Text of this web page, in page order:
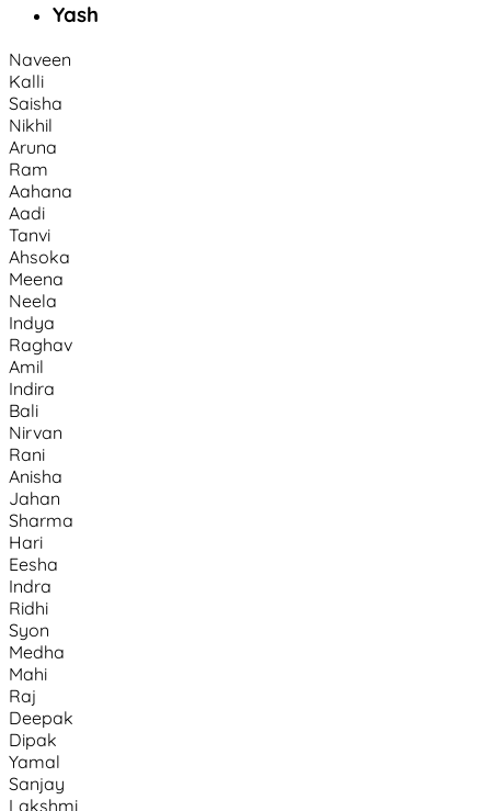
Yash
Naveen
Kalli
Saisha
Nikhil
Aruna
Ram
Aahana
Aadi
Tanvi
Ahsoka
Meena
Neela
Indya
Raghav
Amil
Indira
Bali
Nirvan
Rani
Anisha
Jahan
Sharma
Hari
Eesha
Indra
Ridhi
Syon
Medha
Mahi
Raj
Deepak
Dipak
Yamal
Sanjay
Lakshmi